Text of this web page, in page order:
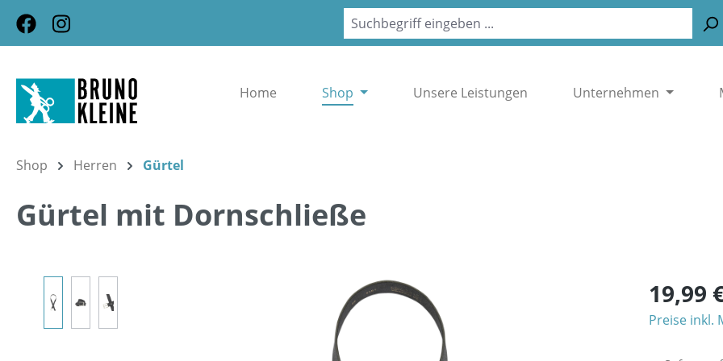
Hauptinhalt springen
Zur Suche springen
Zur Hauptnavigation springen
Home Shop Unsere Leistungen Unternehmen
Shop Herren Gürtel
Gürtel mit Dornschließe
19,99
Preise inkl.